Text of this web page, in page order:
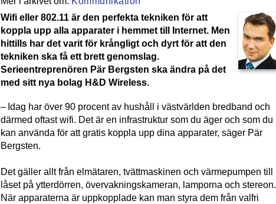
Wifi eller 802.11 är den perfekta tekniken för att
koppla upp alla apparater i hemmet till Internet. Men
hittills har det varit för krångligt och dyrt för att den
tekniken ska få ett brett genomslag.
Serieentreprenören Pär Bergsten ska ändra på det
med sitt nya bolag H&D Wireless.
– Idag har över 90 procent av hushåll i västvärlden bredband och
därmed oftast wifi. Det är en infrastruktur som du äger och som du
kan använda för att gratis koppla upp dina apparater, säger Pär
Bergsten.
Det gäller allt från elmätaren, tvättmaskinen och värmepumpen till
låset på ytterdörren, övervakningskameran, lamporna och stereon.
När apparaterna är uppkopplade kan man styra dem från valfri